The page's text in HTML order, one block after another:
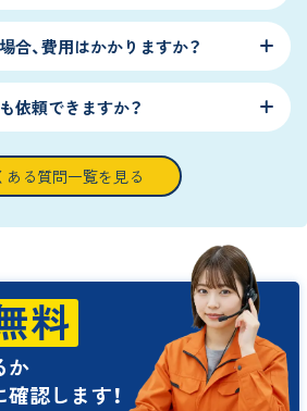
合、費用はかかりますか？
依頼できますか？
ある質問一覧を見る
料
か
認します！